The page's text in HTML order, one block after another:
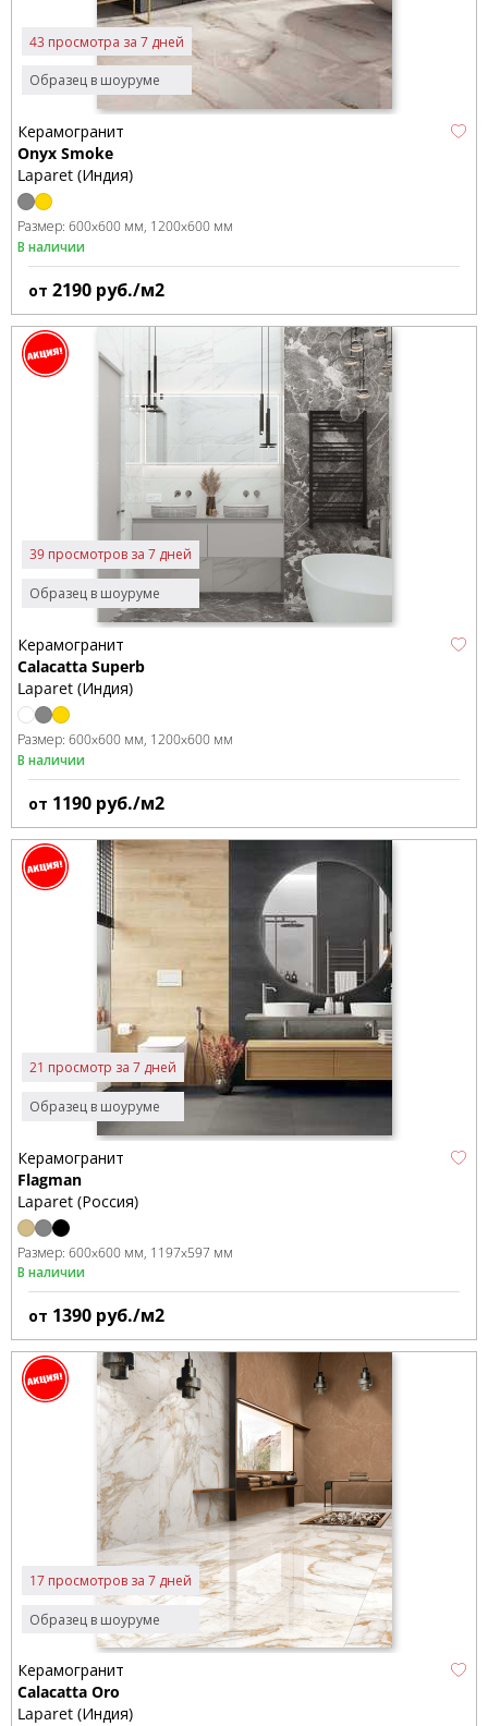
Образец в шоуруме
43 просмотра за 7 дней
Керамогранит
Onyx Smoke
Laparet (Индия)
Размер: 600x600 мм 1200x600 мм
В наличии
от 2190 руб./м2
Образец в шоуруме
39 просмотров за 7 дней
Керамогранит
Calacatta Superb
Laparet (Индия)
Размер: 600x600 мм 1200x600 мм
В наличии
от 1190 руб./м2
Образец в шоуруме
21 просмотр за 7 дней
Керамогранит
Flagman
Laparet (Россия)
Размер: 600x600 мм 1197x597 мм
В наличии
от 1390 руб./м2
Образец в шоуруме
17 просмотров за 7 дней
Керамогранит
Calacatta Oro
Laparet (Индия)